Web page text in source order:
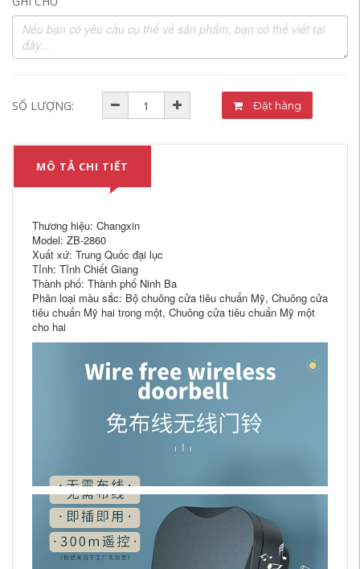
SỐ LƯỢNG: Đặt hàng
MÔ TẢ CHI TIẾT
Thương hiệu: Changxin
Model: ZB-2860
Xuất xứ: Trung Quốc đại lục
Tỉnh: Tỉnh Chiết Giang
Thành phố: Thành phố Ninh Ba
Phân loại màu sắc: Bộ chuông cửa tiêu chuẩn Mỹ, Chuông cửa
tiêu chuẩn Mỹ hai trong một, Chuông cửa tiêu chuẩn Mỹ một
cho hai